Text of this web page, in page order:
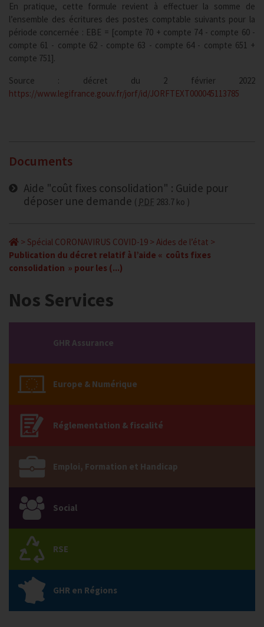
En pratique, cette formule revient à effectuer la somme de
l’ensemble des écritures des postes comptable suivants pour la
période concernée : EBE = [compte 70 + compte 74 - compte 60 -
compte 61 - compte 62 - compte 63 - compte 64 - compte 651 +
compte 751].
Source : décret du 2 février 2022
https://www.legifrance.gouv.fr/jorf/id/JORFTEXT000045113785
Documents
Aide "coût fixes consolidation" : Guide pour
déposer une demande
PDF 283.7 ko
> Spécial CORONAVIRUS COVID-19 > Aides de l’état >
Publication du décret relatif à l’aide « coûts fixes
consolidation » pour les (...)
Nos Services
GHR Assurance
Europe & Numérique
Réglementation & fiscalité
Emploi, Formation et Handicap
Social
RSE
GHR en Régions